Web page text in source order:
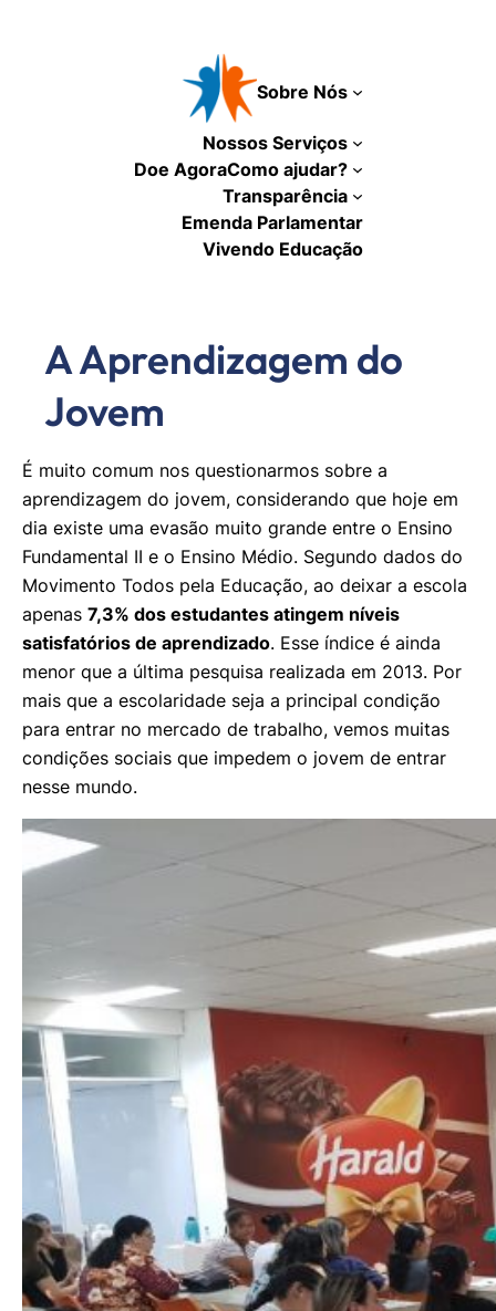
Sobre Nós
Nossos Serviços
Doe AgoraComo ajudar?
Transparência
Emenda Parlamentar
Vivendo Educação
A Aprendizagem do
Jovem
É muito comum nos questionarmos sobre a
aprendizagem do jovem, considerando que hoje em
dia existe uma evasão muito grande entre o Ensino
Fundamental II e o Ensino Médio. Segundo dados do
Movimento Todos pela Educação, ao deixar a escola
apenas 7,3% dos estudantes atingem níveis
satisfatórios de aprendizado. Esse índice é ainda
menor que a última pesquisa realizada em 2013. Por
mais que a escolaridade seja a principal condição
para entrar no mercado de trabalho, vemos muitas
condições sociais que impedem o jovem de entrar
nesse mundo.